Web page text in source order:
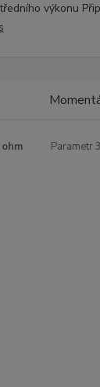
výkonu
Parametr